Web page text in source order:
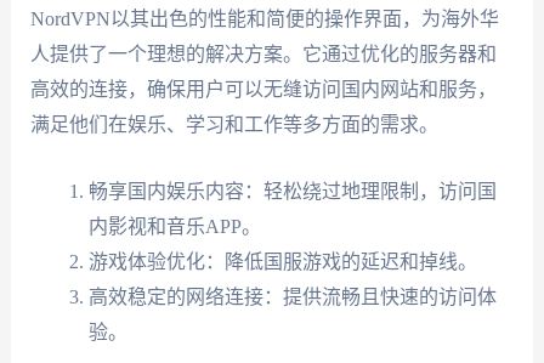
NordVPN以其出色的性能和简便的操作界面，为海外华
人提供了一个理想的解决方案。它通过优化的服务器和
高效的连接，确保用户可以无缝访问国内网站和服务，
满足他们在娱乐、学习和工作等多方面的需求。
畅享国内娱乐内容：轻松绕过地理限制，访问国
内影视和音乐APP。
游戏体验优化：降低国服游戏的延迟和掉线。
高效稳定的网络连接：提供流畅且快速的访问体
验。